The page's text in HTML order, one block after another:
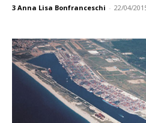
3 Anna Lisa Bonfranceschi - 22/04/